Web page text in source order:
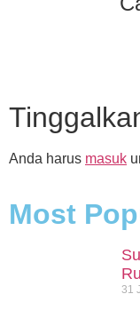
Anda harus masuk
Most
31